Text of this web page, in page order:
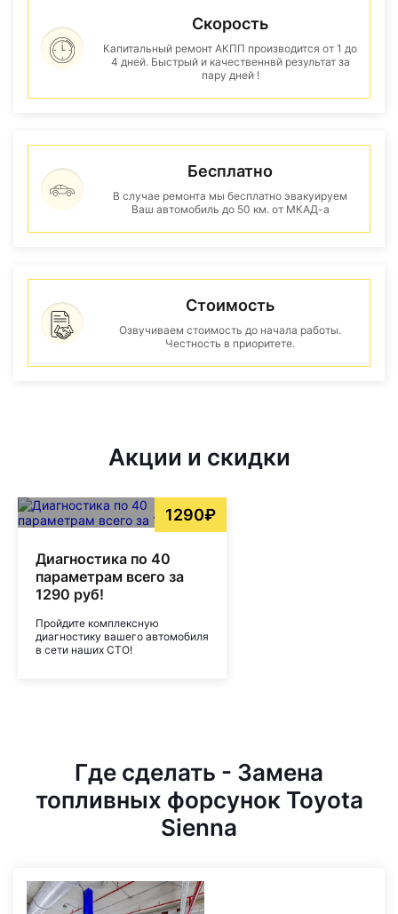
Скорость
Капитальный ремонт АКПП производится от 1 до
4 дней. Быстрый и качественнвй результат за
пару дней !
Бесплатно
В случае ремонта мы бесплатно эвакуируем
Ваш автомобиль до 50 км. от МКАД-а
Стоимость
Озвучиваем стоимость до начала работы.
Честность в приоритете.
Акции и скидки
1290₽
Диагностика по 40
параметрам всего за
1290 руб!
Пройдите комплексную
диагностику вашего автомобиля
в сети наших СТО!
Где сделать - Замена
топливных форсунок Toyota
Sienna